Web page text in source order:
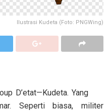
Ilustrasi Kudeta (Foto: PNGWing)
D’etat—Kudeta. Yang
Seperti biasa, militer